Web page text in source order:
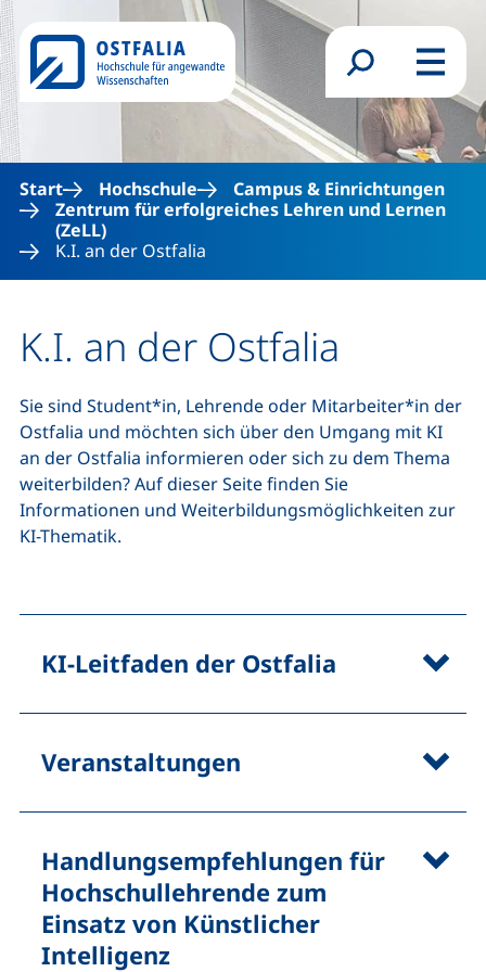
Direkt zum Inhalt
Suchformular
Menü
Start Hochschule
Campus & Einrichtungen
Zentrum für erfolgreiches Lehren und Lernen
(ZeLL)
K.I. an der Ostfalia
K.I. an der Ostfalia
Sie sind Student*in, Lehrende oder Mitarbeiter*in der
Ostfalia und möchten sich über den Umgang mit KI
an der Ostfalia informieren oder sich zu dem Thema
weiterbilden? Auf dieser Seite finden Sie
Informationen und Weiterbildungsmöglichkeiten zur
KI-Thematik.
KI-Leitfaden der Ostfalia
Veranstaltungen
Handlungsempfehlungen für
Hochschullehrende zum
Einsatz von Künstlicher
Intelligenz